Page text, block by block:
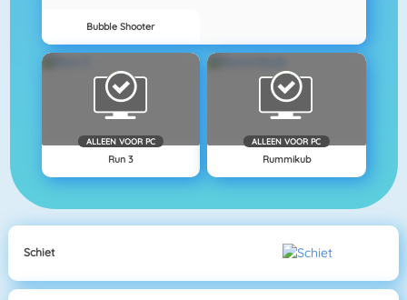
Bubble Shooter
ALLEEN VOOR PC
Run 3
ALLEEN VOOR PC
Rummikub
Schiet